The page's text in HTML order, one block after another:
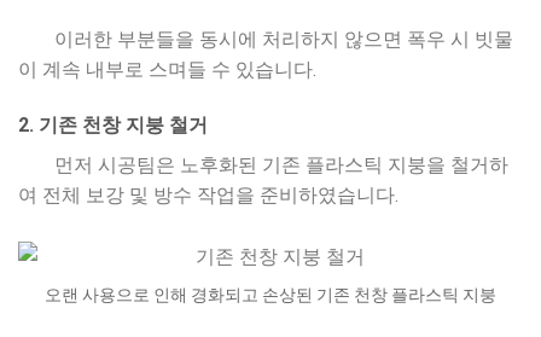
이러한 부분들을 동시에 처리하지 않으면 폭우 시 빗물
이 계속 내부로 스며들 수 있습니다.
2. 기존 천창 지붕 철거
먼저 시공팀은 노후화된 기존 플라스틱 지붕을 철거하
여 전체 보강 및 방수 작업을 준비하였습니다.
오랜 사용으로 인해 경화되고 손상된 기존 천창 플라스틱 지붕